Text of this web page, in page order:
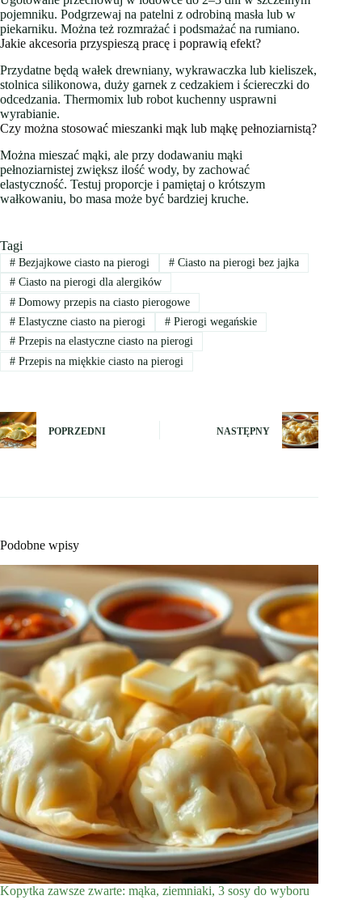
pojemniku. Podgrzewaj na patelni z odrobiną masła lub w
piekarniku. Można też rozmrażać i podsmażać na rumiano.
Jakie akcesoria przyspieszą pracę i poprawią efekt?
Przydatne będą wałek drewniany, wykrawaczka lub kieliszek,
stolnica silikonowa, duży garnek z cedzakiem i ściereczki do
odcedzania. Thermomix lub robot kuchenny usprawni
wyrabianie.
Czy można stosować mieszanki mąk lub mąkę pełnoziarnistą?
Można mieszać mąki, ale przy dodawaniu mąki
pełnoziarnistej zwiększ ilość wody, by zachować
elastyczność. Testuj proporcje i pamiętaj o krótszym
wałkowaniu, bo masa może być bardziej kruche.
Tagi
#Bezjajkowe ciasto na pierogi #Ciasto na pierogi bez jajka
#Ciasto na pierogi dla alergików
#Domowy przepis na ciasto pierogowe
#Elastyczne ciasto na pierogi #Pierogi wegańskie
#Przepis na elastyczne ciasto na pierogi
#Przepis na miękkie ciasto na pierogi
POPRZEDNI NASTĘPNY
Podobne wpisy
Kopytka zawsze zwarte: mąka, ziemniaki, 3 sosy do wyboru